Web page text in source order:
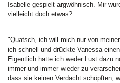
Isabelle gespielt argwöhnisch. Mir
vielleicht doch etwas?
"Quatsch, ich will mich nur von
ich schnell und drückte Vanessa
Eigentlich hatte ich weder Lust dazu
immer und immer wieder zu
dass sie keinen Verdacht schöpften,